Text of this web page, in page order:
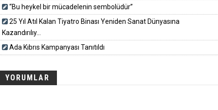
“Bu heykel bir mücadelenin sembolüdür”
25 Yıl Atıl Kalan Tiyatro Binası Yeniden Sanat Dünyasına
Kazandırılıy...
Ada Kıbrıs Kampanyası Tanıtıldı
YORUMLAR